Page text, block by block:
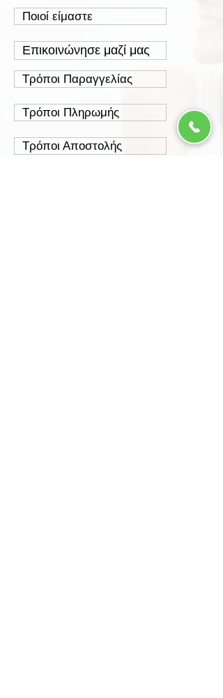
Ποιοί είμαστε
Επικοινώνησε μαζί μας
Τρόποι Παραγγελίας
Τρόποι Πληρωμής
Τρόποι Αποστολής